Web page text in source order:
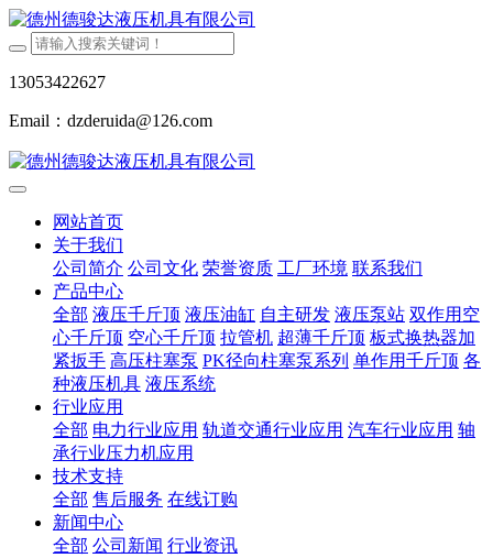
13053422627
Email：dzderuida@126.com
网站首页
关于我们
公司简介 公司文化 荣誉资质 工厂环境 联系我们
产品中心
全部 液压千斤顶 液压油缸 自主研发 液压泵站 双作用空
心千斤顶 空心千斤顶 拉管机 超薄千斤顶 板式换热器加
紧扳手 高压柱塞泵 PK径向柱塞泵系列 单作用千斤顶 各
种液压机具 液压系统
行业应用
全部 电力行业应用 轨道交通行业应用 汽车行业应用 轴
承行业压力机应用
技术支持
全部 售后服务 在线订购
新闻中心
全部 公司新闻 行业资讯